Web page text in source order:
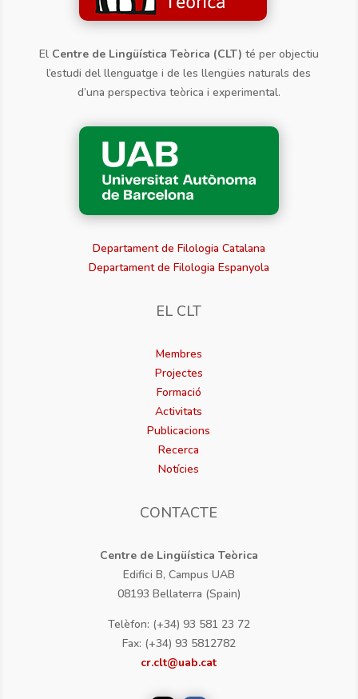
El Centre de Lingüística Teòrica (CLT) té per objectiu
l’estudi del llenguatge i de les llengües naturals des
d’una perspectiva teòrica i experimental.
Departament de Filologia Catalana
Departament de Filologia Espanyola
EL CLT
Membres
Projectes
Formació
Activitats
Publicacions
Recerca
Notícies
CONTACTE
Centre de Lingüística Teòrica
Edifici B, Campus UAB
08193 Bellaterra (Spain)
Telèfon: (+34) 93 581 23 72
Fax: (+34) 93 5812782
cr.clt@uab.cat